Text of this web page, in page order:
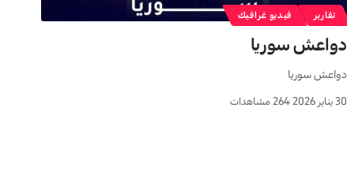
تقارير فيديو غرافيك
دواعش سوريا
دواعش سوريا
30 يناير 2026 264 مشاهدات